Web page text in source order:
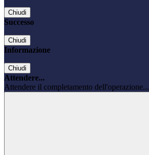
Chiudi
Successo
Chiudi
Informazione
Chiudi
Attendere...
Attendere il completamento dell'operazione...